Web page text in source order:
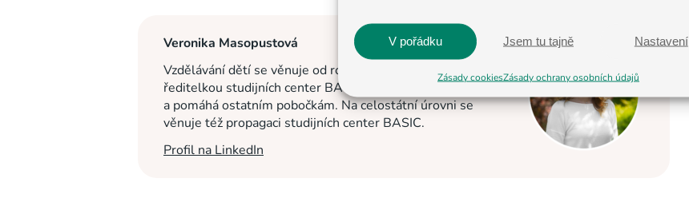
V pořádku Jsem tu tajně Nastavení
Zásady cookiesZásady ochrany osobních údajů
Veronika Masopustová
Vzdělávání dětí se věnuje od roku 2013. Nyní je
ředitelkou studijních center BASIC v Jihlavě a Pelhřimově
a pomáhá ostatním pobočkám. Na celostátní úrovni se
věnuje též propagaci studijních center BASIC.
Profil na LinkedIn